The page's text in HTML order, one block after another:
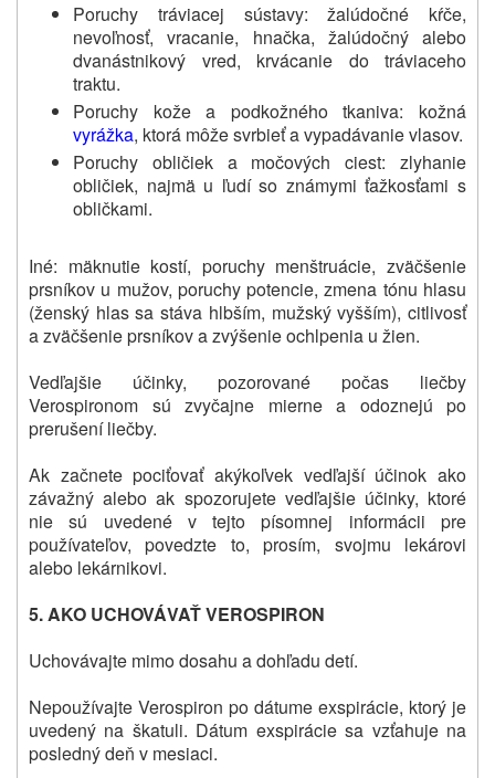
Poruchy tráviacej sústavy: žalúdočné kŕče,
nevoľnosť, vracanie, hnačka, žalúdočný alebo
dvanástnikový vred, krvácanie do tráviaceho
traktu.
Poruchy kože a podkožného tkaniva: kožná
vyrážka, ktorá môže svrbieť a vypadávanie vlasov.
Poruchy obličiek a močových ciest: zlyhanie
obličiek, najmä u ľudí so známymi ťažkosťami s
obličkami.
Iné: mäknutie kostí, poruchy menštruácie, zväčšenie
prsníkov u mužov, poruchy potencie, zmena tónu hlasu
(ženský hlas sa stáva hlbším, mužský vyšším), citlivosť
a zväčšenie prsníkov a zvýšenie ochlpenia u žien.
Vedľajšie účinky, pozorované počas liečby
Verospironom sú zvyčajne mierne a odoznejú po
prerušení liečby.
Ak začnete pociťovať akýkoľvek vedľajší účinok ako
závažný alebo ak spozorujete vedľajšie účinky, ktoré
nie sú uvedené v tejto písomnej informácii pre
používateľov, povedzte to, prosím, svojmu lekárovi
alebo lekárnikovi.
5. AKO UCHOVÁVAŤ VEROSPIRON
Uchovávajte mimo dosahu a dohľadu detí.
Nepoužívajte Verospiron po dátume exspirácie, ktorý je
uvedený na škatuli. Dátum exspirácie sa vzťahuje na
posledný deň v mesiaci.